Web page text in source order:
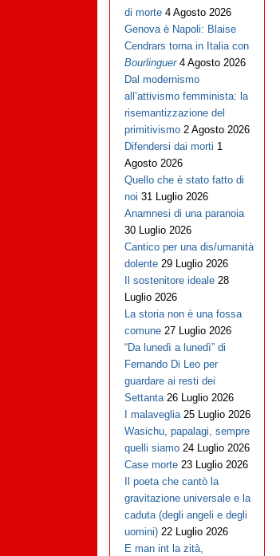
di morte 4 Agosto 2026
Genova è Napoli: Blaise
Cendrars torna in Italia con
Bourlinguer 4 Agosto 2026
Dal modernismo
all’attivismo femminista: la
risemantizzazione del
primitivismo 2 Agosto 2026
Difendersi dai morti 1
Agosto 2026
Quello che è stato fatto di
noi 31 Luglio 2026
Anamnesi di una paranoia
30 Luglio 2026
Cantico per una dis/umanità
dolente 29 Luglio 2026
Il sostenitore ideale 28
Luglio 2026
La storia non è una fossa
comune 27 Luglio 2026
“Da lunedì a lunedì” di
Fernando Di Leo per
guardare ai resti dei
Settanta 26 Luglio 2026
I malaveglia 25 Luglio 2026
Wasichu, papalagi, sempre
quelli siamo 24 Luglio 2026
Case morte 23 Luglio 2026
Il poeta che cantò la
gravitazione universale e la
caduta (degli angeli e degli
uomini) 22 Luglio 2026
E man int la zità,